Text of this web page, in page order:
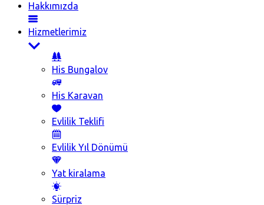
Hakkımızda
Hizmetlerimiz
His Bungalov
His Karavan
Evlilik Teklifi
Evlilik Yıl Dönümü
Yat kiralama
Sürpriz